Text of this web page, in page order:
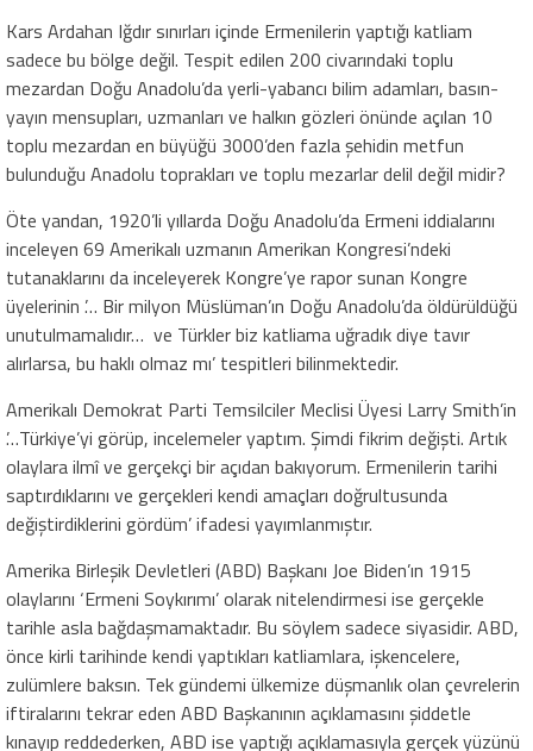
Kars Ardahan Iğdır sınırları içinde Ermenilerin yaptığı katliam
sadece bu bölge değil. Tespit edilen 200 civarındaki toplu
mezardan Doğu Anadolu’da yerli-yabancı bilim adamları, basın-
yayın mensupları, uzmanları ve halkın gözleri önünde açılan 10
toplu mezardan en büyüğü 3000’den fazla şehidin metfun
bulunduğu Anadolu toprakları ve toplu mezarlar delil değil midir?
Öte yandan, 1920’li yıllarda Doğu Anadolu’da Ermeni iddialarını
inceleyen 69 Amerikalı uzmanın Amerikan Kongresi’ndeki
tutanaklarını da inceleyerek Kongre’ye rapor sunan Kongre
üyelerinin ’… Bir milyon Müslüman’ın Doğu Anadolu’da öldürüldüğü
unutulmamalıdır… ve Türkler biz katliama uğradık diye tavır
alırlarsa, bu haklı olmaz mı’ tespitleri bilinmektedir.
Amerikalı Demokrat Parti Temsilciler Meclisi Üyesi Larry Smith’in
’…Türkiye’yi görüp, incelemeler yaptım. Şimdi fikrim değişti. Artık
olaylara ilmî ve gerçekçi bir açıdan bakıyorum. Ermenilerin tarihi
saptırdıklarını ve gerçekleri kendi amaçları doğrultusunda
değiştirdiklerini gördüm’ ifadesi yayımlanmıştır.
Amerika Birleşik Devletleri (ABD) Başkanı Joe Biden’ın 1915
olaylarını ‘Ermeni Soykırımı’ olarak nitelendirmesi ise gerçekle
tarihle asla bağdaşmamaktadır. Bu söylem sadece siyasidir. ABD,
önce kirli tarihinde kendi yaptıkları katliamlara, işkencelere,
zulümlere baksın. Tek gündemi ülkemize düşmanlık olan çevrelerin
iftiralarını tekrar eden ABD Başkanının açıklamasını şiddetle
kınayıp reddederken, ABD ise yaptığı açıklamasıyla gerçek yüzünü